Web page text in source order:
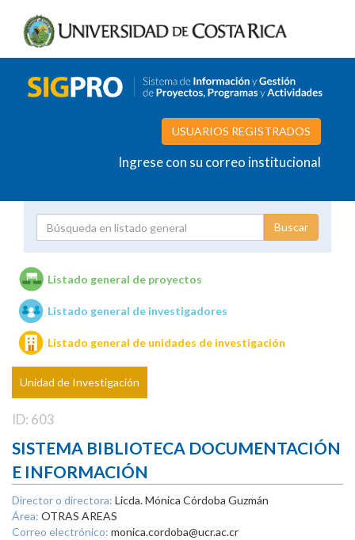
USUARIOS REGISTRADOS
Ingrese con su correo institucional
Unidades de investigación
Listado general de proyectos
Listado general de investigadores
Listado general de unidades de investigación
Unidad de Investigación
ID: 603
SISTEMA BIBLIOTECA DOCUMENTACIÓN
E INFORMACIÓN
Director o directora: Licda. Mónica Córdoba Guzmán
Área: OTRAS AREAS
Correo electrónico: monica.cordoba@ucr.ac.cr